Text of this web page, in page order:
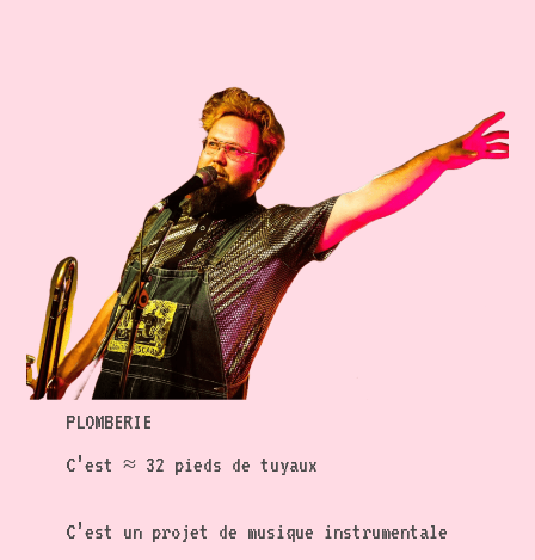
PLOMBERIE
C’est ≈ 32 pieds de tuyaux
C’est un projet de musique instrumentale